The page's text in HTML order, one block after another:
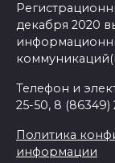
декабря 2020
Телефон и
25-50, 8 (86349)
Политика
информации